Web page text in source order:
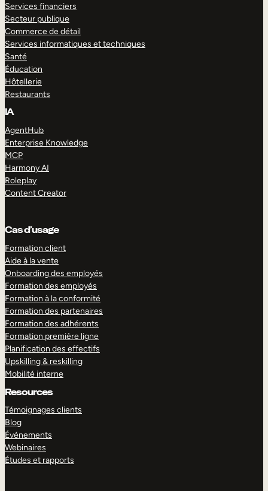
Services financiers
Secteur publique
Commerce de détail
Services informatiques et techniques
Santé
Éducation
Hôtellerie
Restaurants
IA
AgentHub
Enterprise Knowledge
MCP
Harmony AI
Roleplay
Content Creator
Cas d’usage
Formation client
Aide à la vente
Onboarding des employés
Formation des employés
Formation à la conformité
Formation des partenaires
Formation des adhérents
Formation première ligne
Planification des effectifs
Upskilling & reskilling
Mobilité interne
Resources
Témoignages clients
Blog
Événements
Webinaires
Études et rapports